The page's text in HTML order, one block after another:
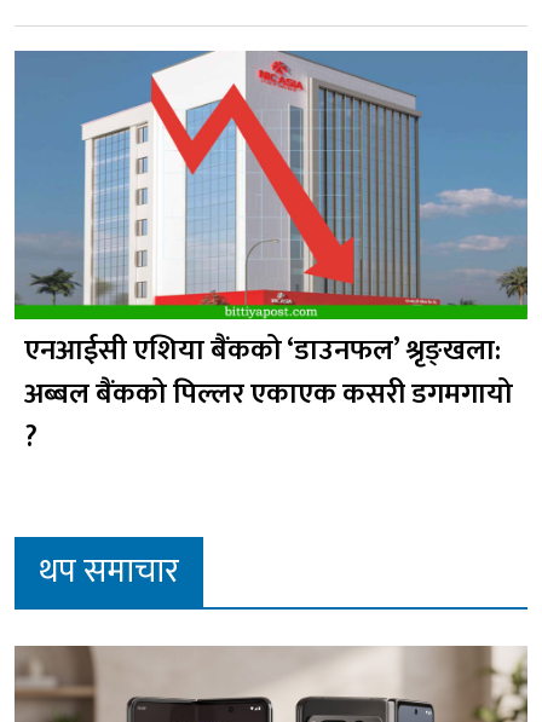
एनआईसी एशिया बैंकको ‘डाउनफल’ श्रृङ्खला:
अब्बल बैंकको पिल्लर एकाएक कसरी डगमगायो
?
थप समाचार